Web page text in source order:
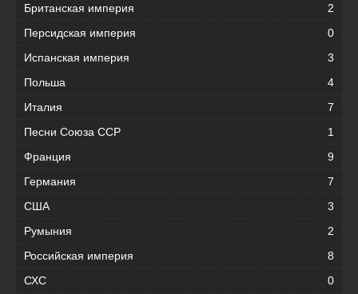
Британская империя
2
Персидская империя
0
Испанская империя
3
Польша
4
Италия
7
Песни Союза ССР
1
Франция
9
Германия
7
США
3
Румыния
2
Российская империя
8
СХС
0